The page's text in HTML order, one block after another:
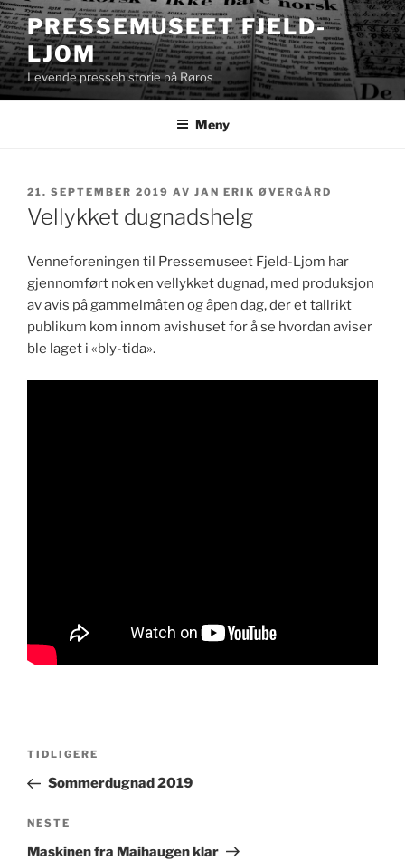
Gå
til
innhold
PRESSEMUSEET FJELD-
LJOM
Levende pressehistorie på Røros
Meny
PUBLISERT
21. SEPTEMBER 2019 AV JAN ERIK ØVERGÅRD
Vellykket dugnadshelg
Venneforeningen til Pressemuseet Fjeld-Ljom har
gjennomført nok en vellykket dugnad, med produksjon
av avis på gammelmåten og åpen dag, der et tallrikt
publikum kom innom avishuset for å se hvordan aviser
ble laget i «bly-tida».
Innleggsnavigasjon
Forrige
innlegg
TIDLIGERE
Sommerdugnad 2019
Neste
innlegg
NESTE
Maskinen fra Maihaugen klar